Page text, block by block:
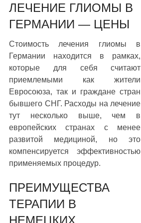
ЛЕЧЕНИЕ ГЛИОМЫ В
ГЕРМАНИИ — ЦЕНЫ
Стоимость лечения глиомы в
Германии находится в рамках,
которые для себя считают
приемлемыми как жители
Евросоюза, так и граждане стран
бывшего СНГ. Расходы на лечение
тут несколько выше, чем в
европейских странах с менее
развитой медициной, но это
компенсируется эффективностью
применяемых процедур.
ПРЕИМУЩЕСТВА
ТЕРАПИИ В
НЕМЕЦКИХ